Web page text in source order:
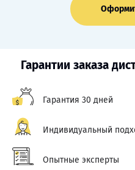
Гарантии заказа
Гарантия 30 дней
Индивидуальный
Опытные эксперты